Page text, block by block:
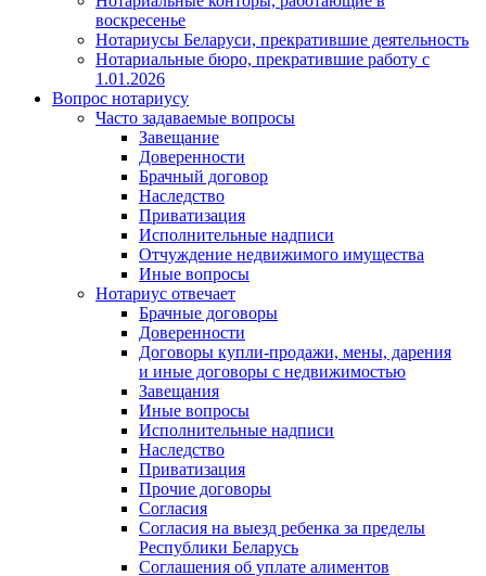
воскресенье
Нотариусы Беларуси, прекратившие деятельность
Нотариальные бюро, прекратившие работу с
1.01.2026
Вопрос нотариусу
Часто задаваемые вопросы
Завещание
Доверенности
Брачный договор
Наследство
Приватизация
Исполнительные надписи
Отчуждение недвижимого имущества
Иные вопросы
Нотариус отвечает
Брачные договоры
Доверенности
Договоры купли-продажи, мены, дарения
и иные договоры с недвижимостью
Завещания
Иные вопросы
Исполнительные надписи
Наследство
Приватизация
Прочие договоры
Согласия
Согласия на выезд ребенка за пределы
Республики Беларусь
Соглашения об уплате алиментов